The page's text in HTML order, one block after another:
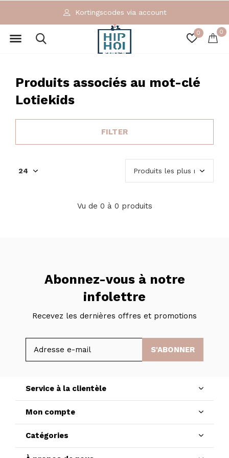
0 0
Kortingscodes via account
Produits associés au mot-clé
Lotiekids
FILTER
Vu de 0 à 0 produits
Abonnez-vous à notre
infolettre
Recevez les dernières offres et promotions
S'ABONNER
Service à la clientèle
Mon compte
Catégories